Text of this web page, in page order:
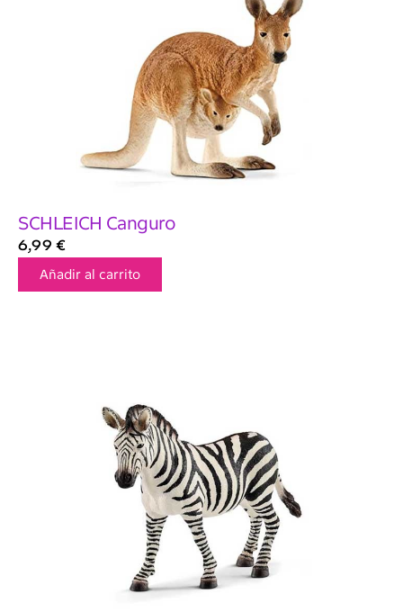
SCHLEICH Canguro
6,99 €
Añadir al carrito